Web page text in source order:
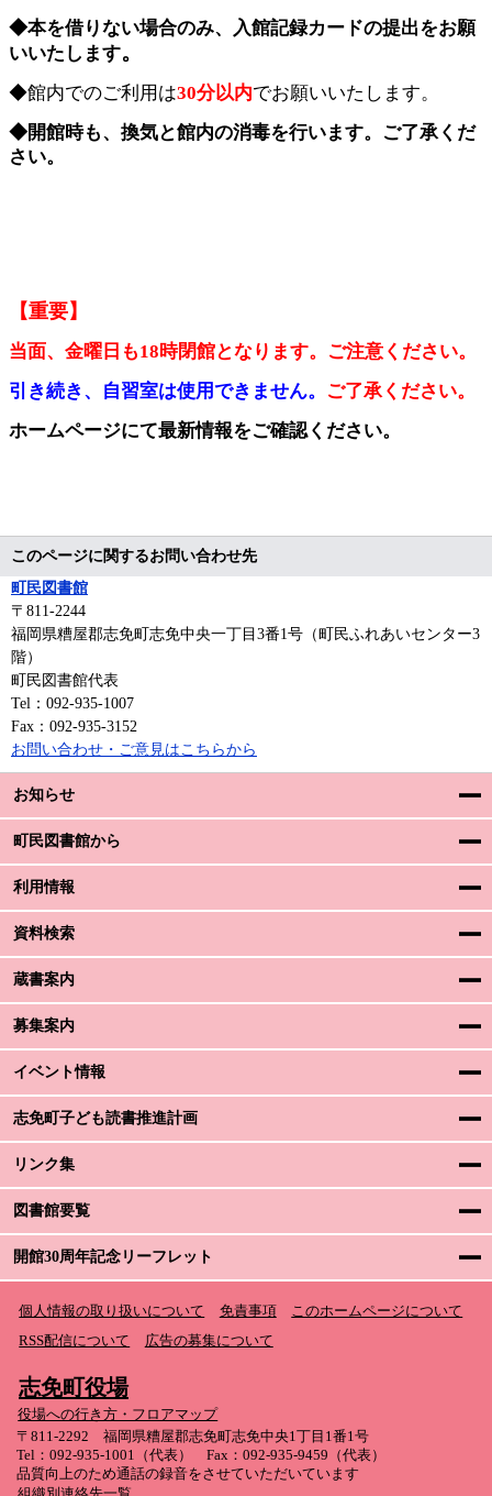
お知らせ
町民図書館から
利用情報
資料検索
蔵書案内
募集案内
イベント情報
志免町子ども読書推進計画
リンク集
図書館要覧
開館30周年記念リーフレット
◆本を借りない場合のみ、入館記録カードの提出をお願
いいたします。
◆館内でのご利用は30分以内でお願いいたします。
◆開館時も、換気と館内の消毒を行います。ご了承くだ
さい。
【重要】
当面、金曜日も18時閉館となります。ご注意ください。
引き続き、自習室は使用できません。
ご了承ください。
ホームページにて最新情報をご確認ください。
このページに関するお問い合わせ先
町民図書館
〒811‐2244
福岡県糟屋郡志免町志免中央一丁目3番1号（町民ふれあいセンター3
階）
町民図書館代表
Tel：092-935-1007
Fax：092-935-3152
お問い合わせ・ご意見はこちらから
個人情報の取り扱いについて 免責事項
このホームページについて
RSS配信について
広告の募集について
志免町役場
役場への行き方・フロアマップ
〒811-2292 福岡県糟屋郡志免町志免中央1丁目1番1号
Tel：092-935-1001（代表） Fax：092-935-9459（代表）
品質向上のため通話の録音をさせていただいています